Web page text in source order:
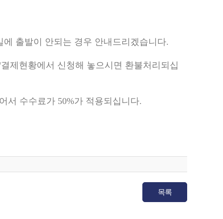
출발이 안되는 경우 안내드리겠습니다.
제현황에서 신청해 놓으시면 환불처리되십
서 수수료가 50%가 적용되십니다.
목록